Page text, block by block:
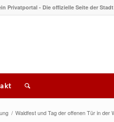
Privatportal - Die offizielle Seite der
/ Waldfest und Tag der offenen Tür in der